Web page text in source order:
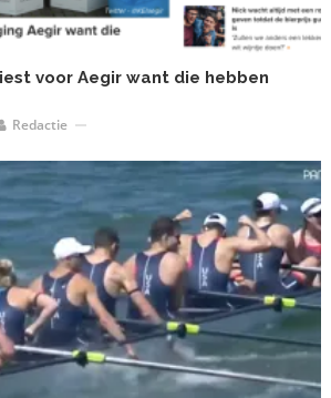
voor Aegir want die hebben
Redactie